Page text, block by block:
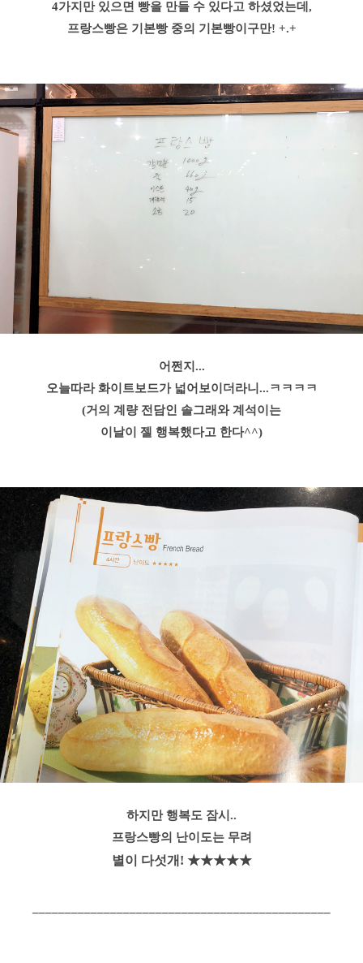
4가지만 있으면 빵을 만들 수 있다고 하셨었는데,
프랑스빵은 기본빵 중의 기본빵이구만! +.+
어쩐지...
오늘따라 화이트보드가 넓어보이더라니...ㅋㅋㅋㅋ
(거의 계량 전담인 솔그래와 계석이는
이날이 젤 행복했다고 한다^^)
하지만 행복도 잠시..
프랑스빵의 난이도는 무려
별이 다섯개! ★★★★★